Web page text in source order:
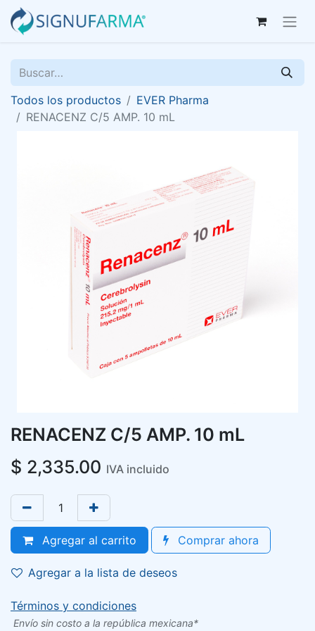
Todos los productos
EVER Pharma
RENACENZ C/5 AMP. 10 mL
RENACENZ C/5 AMP. 10 mL
$ 2,335.00 IVA incluido
Agregar al carrito Comprar ahora
Agregar a la lista de deseos
Términos y condiciones
Envío sin costo a la república mexicana*